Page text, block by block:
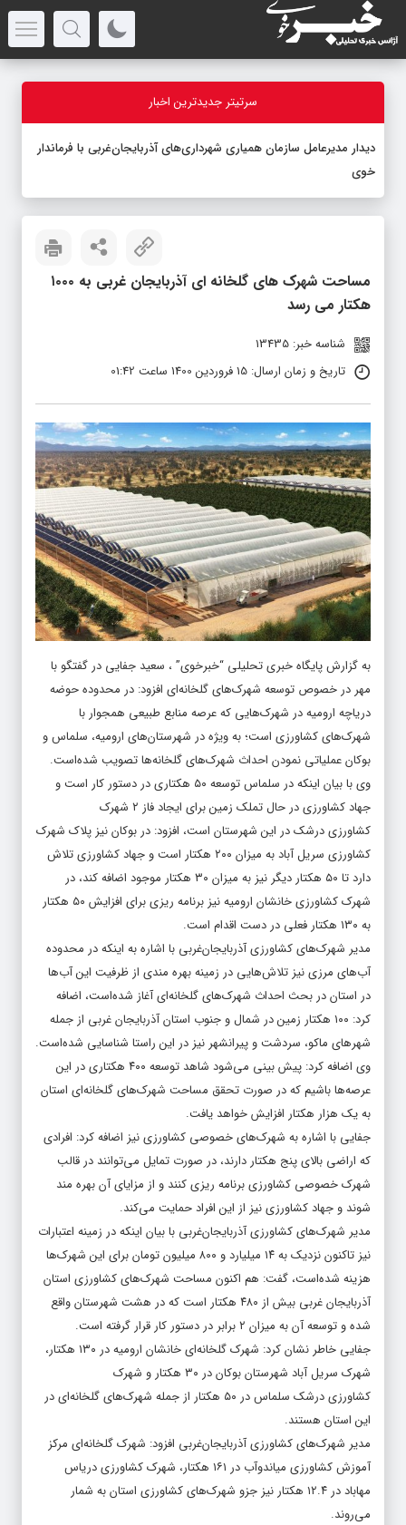
سرتیتر جدیدترین اخبار
دیدار مدیرعامل سازمان همیاری شهرداری‌های آذربایجان‌غربی با فرماندار
خوی
مساحت شهرک های گلخانه ای آذربایجان غربی به ۱۰۰۰
هکتار می رسد
شناسه خبر: 13435
تاریخ و زمان ارسال: 15 فروردین 1400 ساعت 01:42
به گزارش پایگاه خبری تحلیلی “خبرخوی” ، سعید جفایی در گفتگو با
مهر در خصوص توسعه شهرک‌های گلخانه‌ای افزود: در محدوده حوضه
دریاچه ارومیه در شهرک‌هایی که عرصه منابع طبیعی همجوار با
شهرک‌های کشاورزی است؛ به ویژه در شهرستان‌های ارومیه، سلماس و
بوکان عملیاتی نمودن احداث شهرک‌های گلخانه‌ها تصویب شده‌است.
وی با بیان اینکه در سلماس توسعه ۵۰ هکتاری در دستور کار است و
جهاد کشاورزی در حال تملک زمین برای ایجاد فاز ۲ شهرک
کشاورزی درشک در این شهرستان است، افزود: در بوکان نیز پلاک شهرک
کشاورزی سریل آباد به میزان ۲۰۰ هکتار است و جهاد کشاورزی تلاش
دارد تا ۵۰ هکتار دیگر نیز به میزان ۳۰ هکتار موجود اضافه کند، در
شهرک کشاورزی خانشان ارومیه نیز برنامه ریزی برای افزایش ۵۰ هکتار
به ۱۳۰ هکتار فعلی در دست اقدام است.
مدیر شهرک‌های کشاورزی آذربایجان‌غربی با اشاره به اینکه در محدوده
آب‌های مرزی نیز تلاش‌هایی در زمینه بهره مندی از ظرفیت این آب‌ها
در استان در بحث احداث شهرک‌های گلخانه‌ای آغاز شده‌است، اضافه
کرد: ۱۰۰ هکتار زمین در شمال و جنوب استان آذربایجان غربی از جمله
شهرهای ماکو، سردشت و پیرانشهر نیز در این راستا شناسایی شده‌است.
وی اضافه کرد: پیش بینی می‌شود شاهد توسعه ۴۰۰ هکتاری در این
عرصه‌ها باشیم که در صورت تحقق مساحت شهرک‌های گلخانه‌ای استان
به یک هزار هکتار افزایش خواهد یافت.
جفایی با اشاره به شهرک‌های خصوصی کشاورزی نیز اضافه کرد: افرادی
که اراضی بالای پنج هکتار دارند، در صورت تمایل می‌توانند در قالب
شهرک خصوصی کشاورزی برنامه ریزی کنند و از مزایای آن بهره مند
شوند و جهاد کشاورزی نیز از این افراد حمایت می‌کند.
مدیر شهرک‌های کشاورزی آذربایجان‌غربی با بیان اینکه در زمینه اعتبارات
نیز تاکنون نزدیک به ۱۴ میلیارد و ۸۰۰ میلیون تومان برای این شهرک‌ها
هزینه شده‌است، گفت: هم اکنون مساحت شهرک‌های کشاورزی استان
آذربایجان غربی بیش از ۴۸۰ هکتار است که در هشت شهرستان واقع
شده و توسعه آن به میزان ۲ برابر در دستور کار قرار گرفته است.
جفایی خاطر نشان کرد: شهرک گلخانه‌ای خانشان ارومیه در ۱۳۰ هکتار،
شهرک سریل آباد شهرستان بوکان در ۳۰ هکتار و شهرک
کشاورزی درشک سلماس در ۵۰ هکتار از جمله شهرک‌های گلخانه‌ای در
این استان هستند.
مدیر شهرک‌های کشاورزی آذربایجان‌غربی افزود: شهرک گلخانه‌ای مرکز
آموزش کشاورزی میاندوآب در ۱۶۱ هکتار، شهرک کشاورزی دریاس
مهاباد در ۱۲.۴ هکتار نیز جزو شهرک‌های کشاورزی استان به شمار
می‌روند.